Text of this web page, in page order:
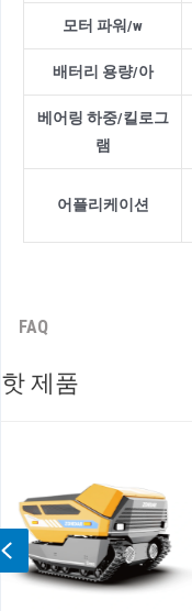
모터 파워/w
배터리 용량/아
베어링 하중/킬로그
램
어플리케이션
FAQ
핫 제품
Previous